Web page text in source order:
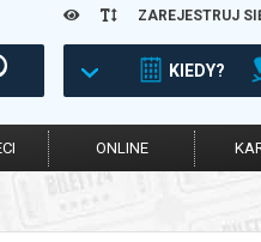
ZAREJESTRUJ
KIEDY?
ONLINE